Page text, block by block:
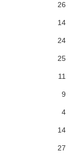
26
14
24
25
11
9
4
14
27